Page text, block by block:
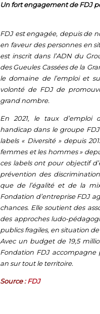
Un fort engagement de FDJ
FDJ est engagée, depuis de
en faveur des personnes en
est inscrit dans l’ADN du
des Gueules Cassées de la
le domaine de l’emploi et
volonté de FDJ de
grand nombre.
En 2021, le taux d’emploi
handicap dans le groupe
labels « Diversité » depuis
femmes et les hommes »
ces labels ont pour objectif
prévention des
que de l’égalité et de la
Fondation d’entreprise FDJ
chances. Elle soutient des
des approches ludo-
publics fragiles, en situation
Avec un budget de 19,5
Fondation FDJ accompagne
an sur tout le territoire.
Source :FDJ